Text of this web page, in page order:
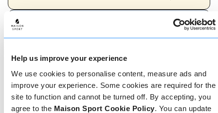
Help us improve your experience
We use cookies to personalise content, measure ads and
improve your experience. Some cookies are required for the
site to function and cannot be turned off. By accepting, you
agree to the Maison Sport Cookie Policy. You can update
Come prenotare
Prenotare con noi non potrebbe essere più
semplice, il nostro team di esperti è sempre a
disposizione per aiutarvi: prenotate subito online
o parlate con il nostro team se avete bisogno di
assistenza.